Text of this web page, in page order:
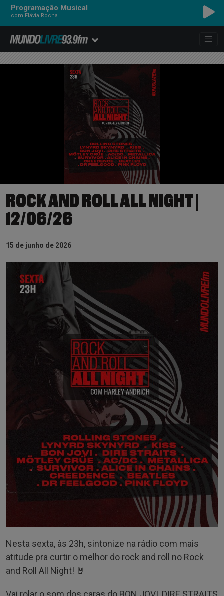
Programação Musical
com Flávia Rocha
ROCK AND ROLL ALL NIGHT |
12/06/26
15 de junho de 2026
Nesta sexta, às 23h, sintonize na rádio com mais
atitude pra curtir o melhor do rock and roll no Rock
and Roll All Night! 🤘